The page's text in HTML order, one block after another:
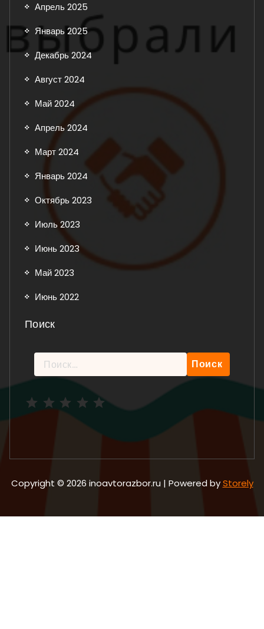
Апрель 2025
Январь 2025
Декабрь 2024
Август 2024
Май 2024
Апрель 2024
Март 2024
Январь 2024
Октябрь 2023
Июль 2023
Июнь 2023
Май 2023
Июнь 2022
Поиск
Найти:
Copyright © 2026 inoavtorazbor.ru | Powered byStorely